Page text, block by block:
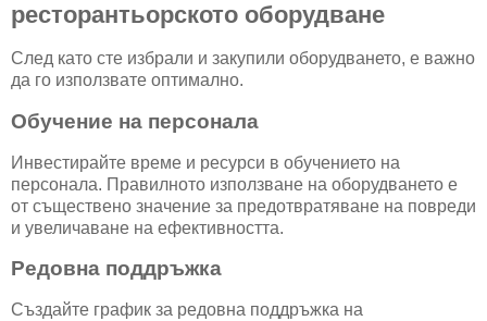
ресторантьорското оборудване
След като сте избрали и закупили оборудването, е важно
да го използвате оптимално.
Обучение на персонала
Инвестирайте време и ресурси в обучението на
персонала. Правилното използване на оборудването е
от съществено значение за предотвратяване на повреди
и увеличаване на ефективността.
Редовна поддръжка
Създайте график за редовна поддръжка на